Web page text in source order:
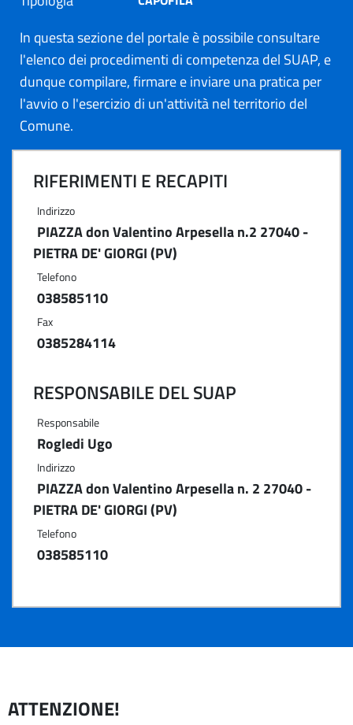
In questa sezione del portale è possibile consultare
l'elenco dei procedimenti di competenza del SUAP, e
dunque compilare, firmare e inviare una pratica per
l'avvio o l'esercizio di un'attività nel territorio del
Comune.
RIFERIMENTI E RECAPITI
Indirizzo
PIAZZA don Valentino Arpesella n.2 27040 -
PIETRA DE' GIORGI (PV)
Telefono
038585110
Fax
0385284114
RESPONSABILE DEL SUAP
Responsabile
Rogledi Ugo
Indirizzo
PIAZZA don Valentino Arpesella n. 2 27040 -
PIETRA DE' GIORGI (PV)
Telefono
038585110
ATTENZIONE!